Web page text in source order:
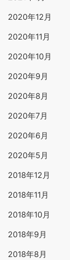
2020年12月
2020年11月
2020年10月
2020年9月
2020年8月
2020年7月
2020年6月
2020年5月
2018年12月
2018年11月
2018年10月
2018年9月
2018年8月